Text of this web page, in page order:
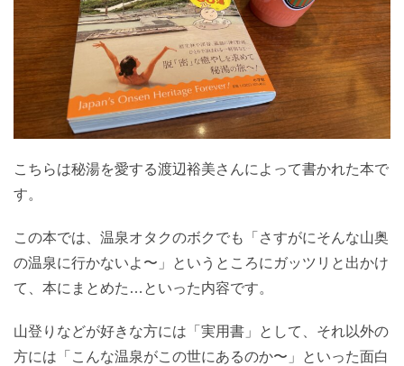
こちらは秘湯を愛する渡辺裕美さんによって書かれた本で
す。
この本では、温泉オタクのボクでも「さすがにそんな山奥
の温泉に行かないよ〜」というところにガッツリと出かけ
て、本にまとめた…といった内容です。
山登りなどが好きな方には「実用書」として、それ以外の
方には「こんな温泉がこの世にあるのか〜」といった面白